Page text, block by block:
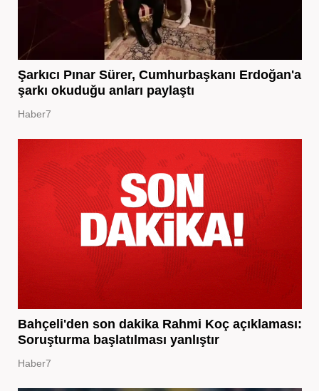
Şarkıcı Pınar Sürer, Cumhurbaşkanı Erdoğan'a
şarkı okuduğu anları paylaştı
Haber7
Bahçeli'den son dakika Rahmi Koç açıklaması:
Soruşturma başlatılması yanlıştır
Haber7